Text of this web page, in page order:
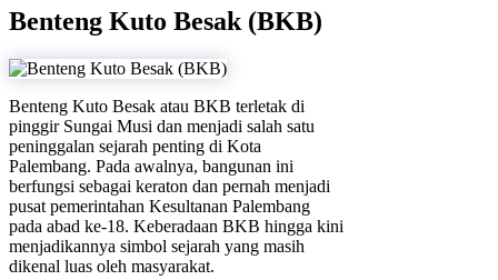
Benteng Kuto Besak (BKB)
Benteng Kuto Besak atau BKB terletak di
pinggir Sungai Musi dan menjadi salah satu
peninggalan sejarah penting di Kota
Palembang. Pada awalnya, bangunan ini
berfungsi sebagai keraton dan pernah menjadi
pusat pemerintahan Kesultanan Palembang
pada abad ke-18. Keberadaan BKB hingga kini
menjadikannya simbol sejarah yang masih
dikenal luas oleh masyarakat.